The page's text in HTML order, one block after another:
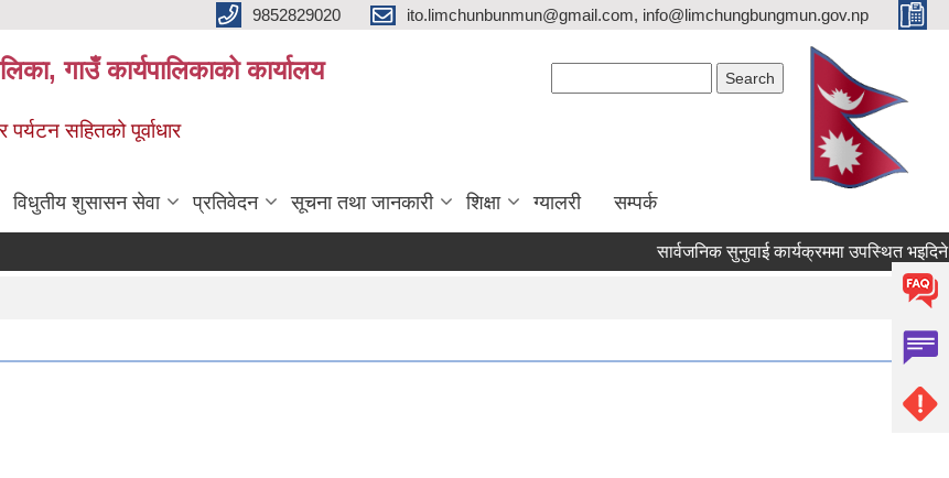
9852829020 ito.limchunbunmun@gmail.com, info@limchungbungmun.gov.np
गाउँ कार्यपालिकाको कार्यालय
सहितको पूर्वाधार
विधुतीय शुसासन सेवा प्रतिवेदन सूचना तथा जानकारी शिक्षा ग्यालरी सम्पर्क
सार्वजनिक सुनुवाई कार्यक्रममा उपस्थित भइदिने